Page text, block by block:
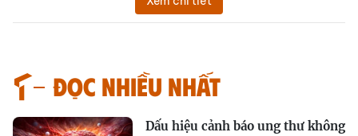
Đọc nhiều nhất
Dấu hiệu cảnh báo ung thư không